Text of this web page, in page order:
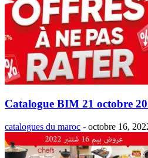
Catalogue BIM 21 octobre
catalogues du maroc - octobre 16,